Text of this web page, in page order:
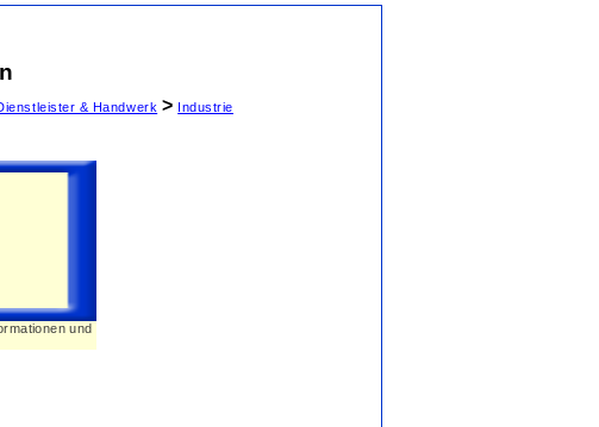
& Handwerk > Industrie
und